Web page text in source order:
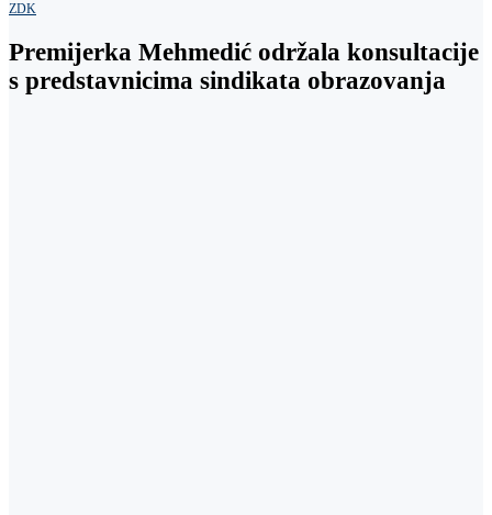
ZDK
Premijerka Mehmedić održala konsultacije
s predstavnicima sindikata obrazovanja